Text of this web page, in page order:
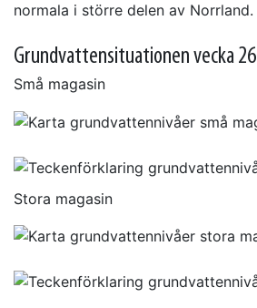
normala i större delen av Norrland.
Grundvattensituationen vecka 26
Små magasin
Stora magasin